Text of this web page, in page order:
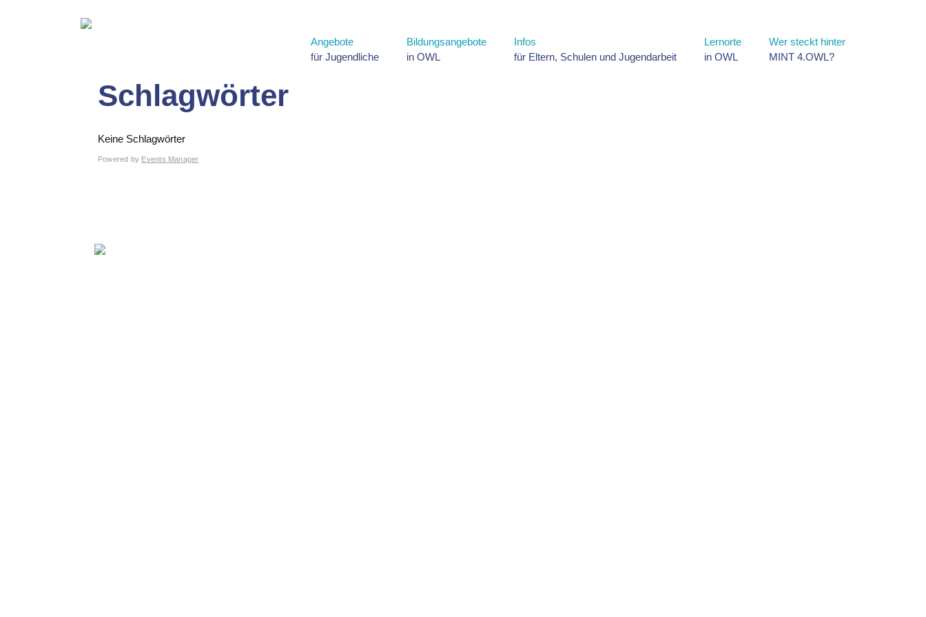
Angebote
für Jugendliche
Bildungsangebote
in OWL
Infos
für Eltern, Schulen und Jugendarbeit
Lernorte
in OWL
Wer steckt hinter
MINT 4.OWL?
Schlagwörter
Keine Schlagwörter
Powered by Events Manager